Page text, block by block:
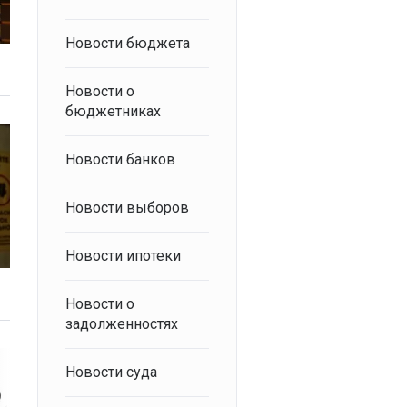
Новости бюджета
Новости о
бюджетниках
Новости банков
Новости выборов
Новости ипотеки
Новости о
задолженностях
Новости суда